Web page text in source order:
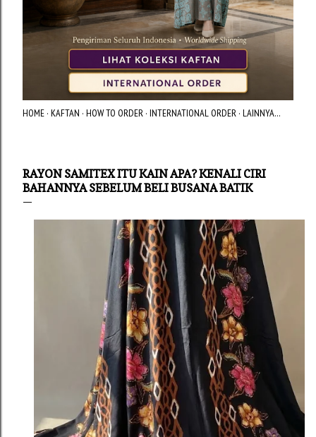
HOME KAFTAN HOW TO ORDER INTERNATIONAL ORDER LAINNYA…
RAYON SAMITEX ITU KAIN APA? KENALI CIRI
BAHANNYA SEBELUM BELI BUSANA BATIK